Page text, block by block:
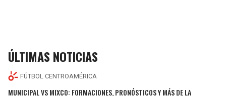
ÚLTIMAS NOTICIAS
FÚTBOL CENTROAMÉRICA
MUNICIPAL VS MIXCO: FORMACIONES, PRONÓSTICOS Y MÁS DE LA